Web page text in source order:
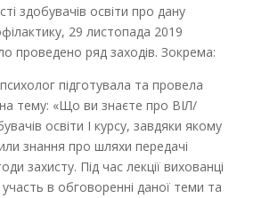
здобувачів освіти про дану
, 29 листопада 2019
проведено ряд заходів. Зокрема:
підготувала та провела
на тему: «Що ви знаєте про ВІЛ/
освіти І курсу, завдяки якому
знання про шляхи передачі
захисту. Під час лекції вихованці
в обговоренні даної теми та